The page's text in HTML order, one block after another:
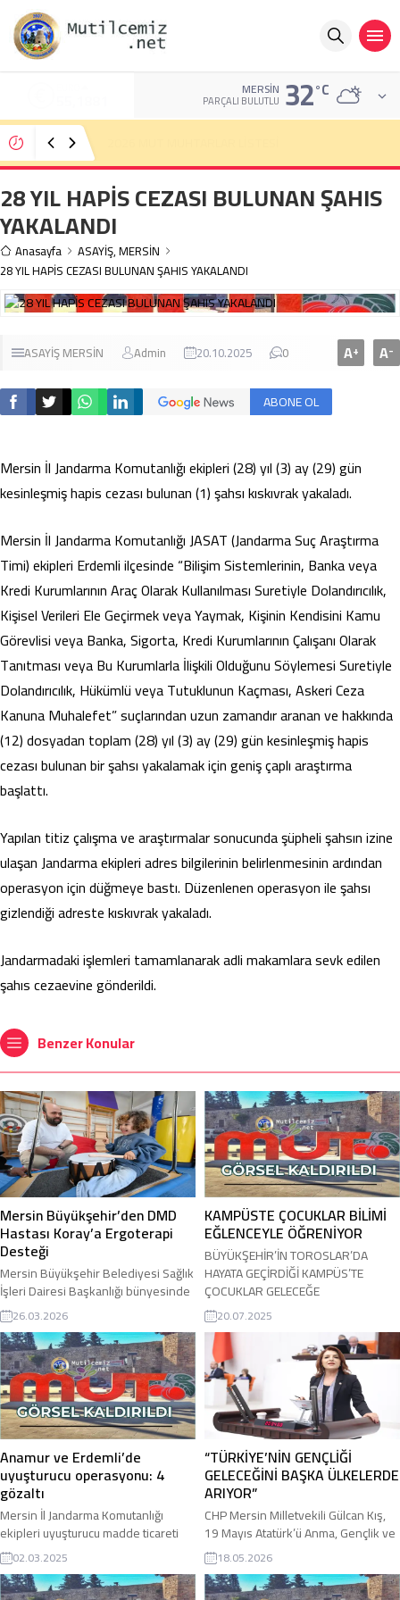
MERSIN
PARÇALI BULUTLU 32°C
28 YIL HAPİS CEZASI BULUNAN ŞAHIS
YAKALANDI
Anasayfa ASAYİŞ,MERSİN
28 YIL HAPİS CEZASI BULUNAN ŞAHIS YAKALANDI
ASAYİŞMERSİN Admin 20.10.2025 0 A+ A-
ABONE OL
Mersin İl Jandarma Komutanlığı ekipleri (28) yıl (3) ay (29) gün
kesinleşmiş hapis cezası bulunan (1) şahsı kıskıvrak yakaladı.
Mersin İl Jandarma Komutanlığı JASAT (Jandarma Suç Araştırma
Timi) ekipleri Erdemli ilçesinde “Bilişim Sistemlerinin, Banka veya
Kredi Kurumlarının Araç Olarak Kullanılması Suretiyle Dolandırıcılık,
Kişisel Verileri Ele Geçirmek veya Yaymak, Kişinin Kendisini Kamu
Görevlisi veya Banka, Sigorta, Kredi Kurumlarının Çalışanı Olarak
Tanıtması veya Bu Kurumlarla İlişkili Olduğunu Söylemesi Suretiyle
Dolandırıcılık, Hükümlü veya Tutuklunun Kaçması, Askeri Ceza
Kanuna Muhalefet” suçlarından uzun zamandır aranan ve hakkında
(12) dosyadan toplam (28) yıl (3) ay (29) gün kesinleşmiş hapis
cezası bulunan bir şahsı yakalamak için geniş çaplı araştırma
başlattı.
Yapılan titiz çalışma ve araştırmalar sonucunda şüpheli şahsın izine
ulaşan Jandarma ekipleri adres bilgilerinin belirlenmesinin ardından
operasyon için düğmeye bastı. Düzenlenen operasyon ile şahsı
gizlendiği adreste kıskıvrak yakaladı.
Jandarmadaki işlemleri tamamlanarak adli makamlara sevk edilen
şahıs cezaevine gönderildi.
Benzer Konular
Mersin Büyükşehir’den DMD
Hastası Koray’a Ergoterapi
Desteği
Mersin Büyükşehir Belediyesi Sağlık
İşleri Dairesi Başkanlığı bünyesinde
faaliyet gösteren Otizm Aile Danışma
Merkezi, 0-7 yaş aralığındaki tanılı
çocuklara yönelik destek
hizmetlerini sürdürmeye devam
ediyor. Merkezde serebral palsi,
otizm, down sendromu, gelişimsel
gerilikler ve çeşitli genetik
mutasyonlara sahip çocuklara
ergoterapi, duyu bütünleme ve özel
eğitim hizmetleri sunulurken,
Duchenne Musküler Distrofi...
26.03.2026
KAMPÜSTE ÇOCUKLAR BİLİMİ
EĞLENCEYLE ÖĞRENİYOR
BÜYÜKŞEHİR’İN TOROSLAR’DA
HAYATA GEÇİRDİĞİ KAMPÜS’TE
ÇOCUKLAR GELECEĞE
HAZIRLANIYOR BÜYÜKŞEHİR
TOROSLAR ÇOCUK KAMPÜSÜ’NDE,
SOSYALLEŞME VE GELİŞİM TEK BİR
YERDE TOROSLAR ÇOCUK KAMPÜSÜ
İLE ÇOCUKLAR BİLİMİ EĞLENCEYLE
ÖĞRENİYOR Mersin Büyükşehir
Belediyesi tarafından yakın
zamanda faaliyete açılan ‘Toroslar
Çocuk Kampüsü’, birbirinden zengin
içerikli atölyeleri ile çocuklara hayal
gücüyle beslenen, eğlence dolu bir
öğrenme deneyimi sunuyor....
20.07.2025
Anamur ve Erdemli’de
uyuşturucu operasyonu: 4
gözaltı
Mersin İl Jandarma Komutanlığı
ekipleri uyuşturucu madde ticareti
yapan şahıslara yönelik düzenlediği
operasyonda (4) şüpheliyi yakaladı.
Jandarma ekipleri; Anamur ve
02.03.2025
“TÜRKİYE’NİN GENÇLİĞİ
GELECEĞİNİ BAŞKA ÜLKELERDE
ARIYOR”
CHP Mersin Milletvekili Gülcan Kış,
19 Mayıs Atatürk’ü Anma, Gençlik ve
Spor Bayramı dolayısıyla yaptığı
açıklamada Türkiye’de giderek
büyüyen “NEET gençler” sorununa
18.05.2026